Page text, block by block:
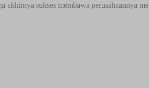
sukses membawa perusahaannya